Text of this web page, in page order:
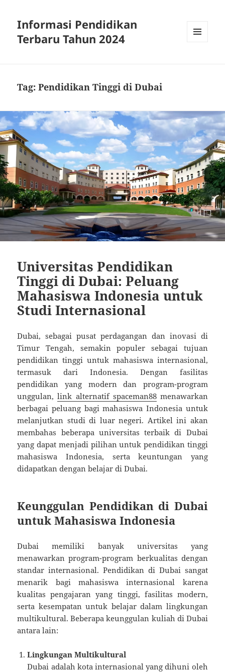
Informasi Pendidikan
Terbaru Tahun 2024
Tag:Pendidikan Tinggi di Dubai
Universitas Pendidikan
Tinggi di Dubai: Peluang
Mahasiswa Indonesia untuk
Studi Internasional
Dubai, sebagai pusat perdagangan dan inovasi di
Timur Tengah, semakin populer sebagai tujuan
pendidikan tinggi untuk mahasiswa internasional,
termasuk dari Indonesia. Dengan fasilitas
pendidikan yang modern dan program-program
unggulan,link alternatif spaceman88menawarkan
berbagai peluang bagi mahasiswa Indonesia untuk
melanjutkan studi di luar negeri. Artikel ini akan
membahas beberapa universitas terbaik di Dubai
yang dapat menjadi pilihan untuk pendidikan tinggi
mahasiswa Indonesia, serta keuntungan yang
didapatkan dengan belajar di Dubai.
Keunggulan Pendidikan di Dubai
untuk Mahasiswa Indonesia
Dubai memiliki banyak universitas yang
menawarkan program-program berkualitas dengan
standar internasional. Pendidikan di Dubai sangat
menarik bagi mahasiswa internasional karena
kualitas pengajaran yang tinggi, fasilitas modern,
serta kesempatan untuk belajar dalam lingkungan
multikultural. Beberapa keunggulan kuliah di Dubai
antara lain:
Lingkungan Multikultural
Dubai adalah kota internasional yang dihuni oleh